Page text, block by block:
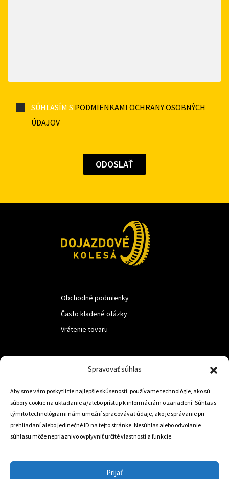
Spravovať súhlas
Aby sme vám poskytli tie najlepšie skúsenosti, používame technológie, ako sú
súbory cookie na ukladanie a/alebo prístup k informáciám o zariadení. Súhlas s
týmito technológiami nám umožní spracovávať údaje, ako je správanie pri
prehliadaní alebo jedinečné ID na tejto stránke. Nesúhlas alebo odvolanie
súhlasu môže nepriaznivo ovplyvniť určité vlastnosti a funkcie.
Prijať
SÚHLASÍM S PODMIENKAMI OCHRANY OSOBNÝCH
ÚDAJOV
Obchodné podmienky
Často kladené otázky
Vrátenie tovaru
Trstená 02801
+421 905 806 234